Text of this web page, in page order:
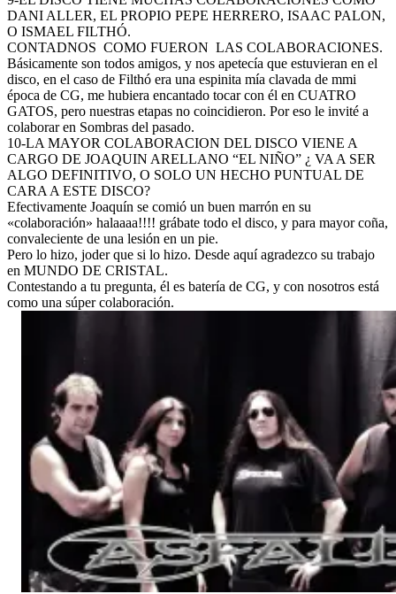
DANI ALLER, EL PROPIO PEPE HERRERO, ISAAC PALON,
O ISMAEL FILTHÓ.
CONTADNOS COMO FUERON LAS COLABORACIONES.
Básicamente son todos amigos, y nos apetecía que estuvieran en el
disco, en el caso de Filthó era una espinita mía clavada de mmi
época de CG, me hubiera encantado tocar con él en CUATRO
GATOS, pero nuestras etapas no coincidieron. Por eso le invité a
colaborar en Sombras del pasado.
10-LA MAYOR COLABORACION DEL DISCO VIENE A
CARGO DE JOAQUIN ARELLANO “EL NIÑO” ¿ VA A SER
ALGO DEFINITIVO, O SOLO UN HECHO PUNTUAL DE
CARA A ESTE DISCO?
Efectivamente Joaquín se comió un buen marrón en su
«colaboración» halaaaa!!!! grábate todo el disco, y para mayor coña,
convaleciente de una lesión en un pie.
Pero lo hizo, joder que si lo hizo. Desde aquí agradezco su trabajo
en MUNDO DE CRISTAL.
Contestando a tu pregunta, él es batería de CG, y con nosotros está
como una súper colaboración.